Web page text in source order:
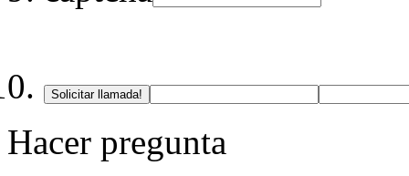
Solicitar llamada!
Hacer pregunta